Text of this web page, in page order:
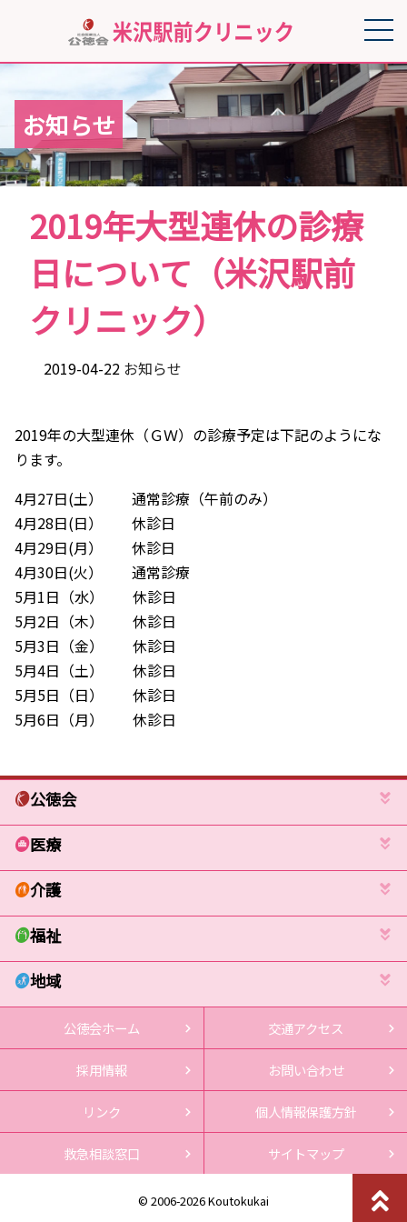
お知らせ
2019年大型連休の診療
日について（米沢駅前
クリニック）
2019-04-22 お知らせ
2019年の大型連休（ＧＷ）の診療予定は下記のようにな
ります。
4月27日(土） 通常診療（午前のみ）
4月28日(日） 休診日
4月29日(月） 休診日
4月30日(火） 通常診療
5月1日（水） 休診日
5月2日（木） 休診日
5月3日（金） 休診日
5月4日（土） 休診日
5月5日（日） 休診日
5月6日（月） 休診日
公徳会
医療
介護
福祉
地域
公徳会ホーム 交通アクセス
採用情報 お問い合わせ
リンク 個人情報保護方針
救急相談窓口 サイトマップ
© 2006-2026 Koutokukai